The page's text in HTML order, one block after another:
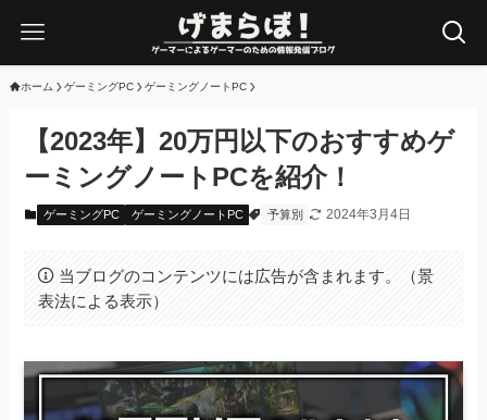
ホーム ゲーミングPC ゲーミングノートPC
【2023年】20万円以下のおすすめゲ
ーミングノートPCを紹介！
ゲーミングPC ゲーミングノートPC 予算別 2024年3月4日
当ブログのコンテンツには広告が含まれます。（景
表法による表示）